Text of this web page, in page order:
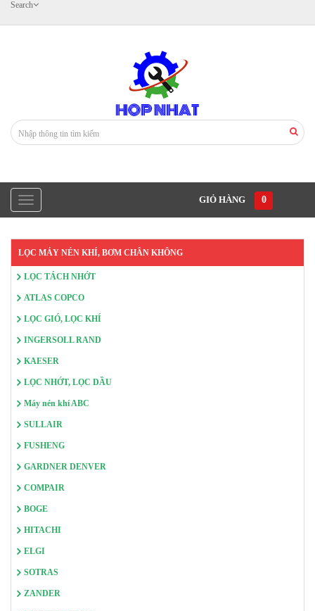
Search
GIỎ HÀNG 0
LỌC MÁY NÉN KHÍ, BƠM CHÂN KHÔNG
LỌC TÁCH NHỚT
ATLAS COPCO
LỌC GIÓ, LỌC KHÍ
INGERSOLL RAND
KAESER
LỌC NHỚT, LỌC DẦU
Máy nén khí ABC
SULLAIR
FUSHENG
GARDNER DENVER
COMPAIR
BOGE
HITACHI
ELGI
SOTRAS
ZANDER